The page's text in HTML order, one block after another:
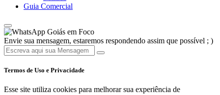
Guia Comercial
Goiás em Foco
Envie sua mensagem, estaremos respondendo assim que possível ; )
Termos de Uso e Privacidade
Esse site utiliza cookies para melhorar sua experiência de